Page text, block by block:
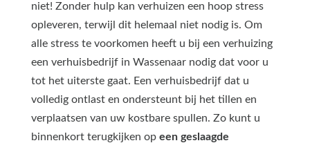
niet! Zonder hulp kan verhuizen een hoop stress
opleveren, terwijl dit helemaal niet nodig is. Om
alle stress te voorkomen heeft u bij een verhuizing
een verhuisbedrijf in Wassenaar nodig dat voor u
tot het uiterste gaat. Een verhuisbedrijf dat u
volledig ontlast en ondersteunt bij het tillen en
verplaatsen van uw kostbare spullen. Zo kunt u
binnenkort terugkijken op een geslaagde